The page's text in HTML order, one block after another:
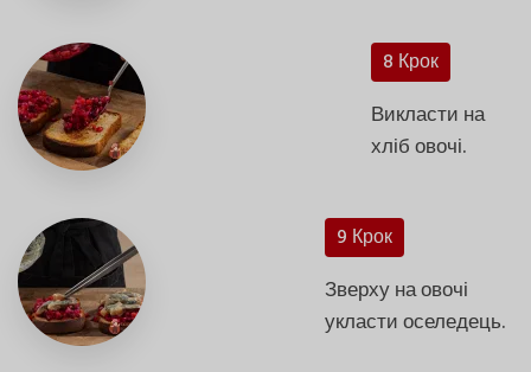
8 Крок
Викласти на
хліб овочі.
9 Крок
Зверху на овочі
укласти оселедець.